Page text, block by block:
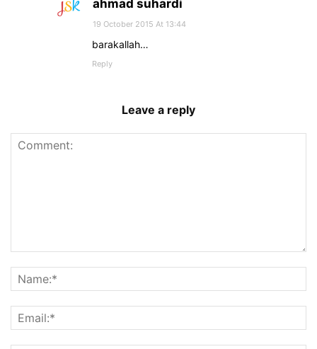
ahmad suhardi
19 October 2015 At 13:44
barakallah…
Reply
Leave a reply